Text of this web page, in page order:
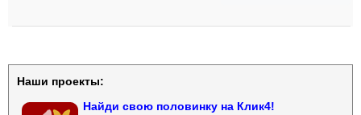
Наши проекты:
Найди свою половинку на Клик4!